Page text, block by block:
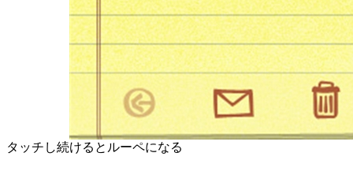
タッチし続けるとルーペになる